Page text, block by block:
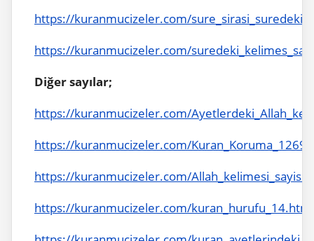
https://kuranmucizeler.com/
https://kuranmucizeler.com/
Diğer sayılar;
https://kuranmucizeler.com/
https://kuranmucizeler.com/
https://kuranmucizeler.com/
https://kuranmucizeler.com/kuran_hurufu_14.html